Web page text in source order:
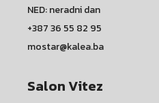
NED: neradni dan
+387 36 55 82 95
mostar@kalea.ba
Salon Vitez